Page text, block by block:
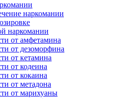
наркомании
наркомании
от амфетамина
от дезоморфина
от кетамина
от кодеина
от кокаина
от метадона
от марихуаны